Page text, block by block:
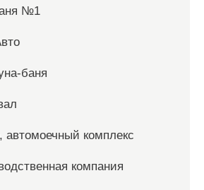
№1
баня
автомоечный комплекс
компания